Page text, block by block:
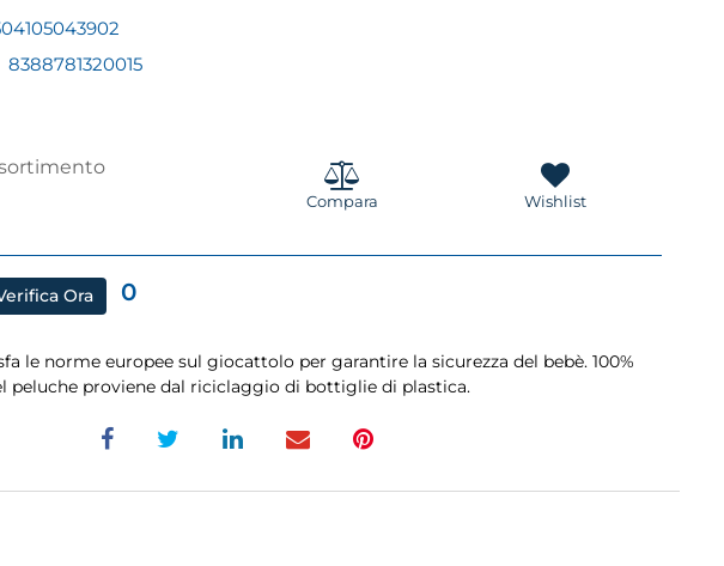
8388781320015
Compara Wishlist
Ora 0
le norme europee sul giocattolo per garantire la sicurezza del bebè. 100%
peluche proviene dal riciclaggio di bottiglie di plastica.